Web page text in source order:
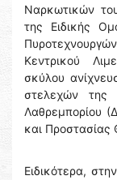
Ναρκωτικών
της Ειδικής
Κεντρικού
σκύλου
στελεχών της
Λαθρεμπορίου
και
Ειδικότερα,